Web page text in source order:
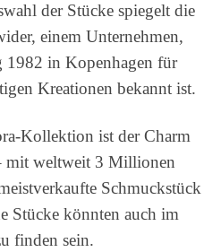
der Stücke spiegelt die
einem Unternehmen,
1982 in Kopenhagen für
Kreationen bekannt ist.
Kollektion ist der Charm
mit weltweit 3 Millionen
Schmuckstück
Stücke könnten auch im
finden sein.